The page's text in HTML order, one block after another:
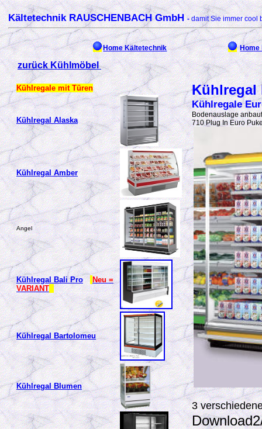
Kältetechnik RAUSCHENBACH GmbH-damit Sie immer cool
Home Kältetechnik Home
zurück Kühlmöbel
Kühlregale mit Türen
Kühlregal Alaska
Kühlregal Amber
Angel
Kühlregal Bali Pro
Neu =
VARIANT
Kühlregal Bartolomeu
Kühlregal Blumen
Kühlregal
Kühlregale
Bodenauslage
710 Plug In Euro
3